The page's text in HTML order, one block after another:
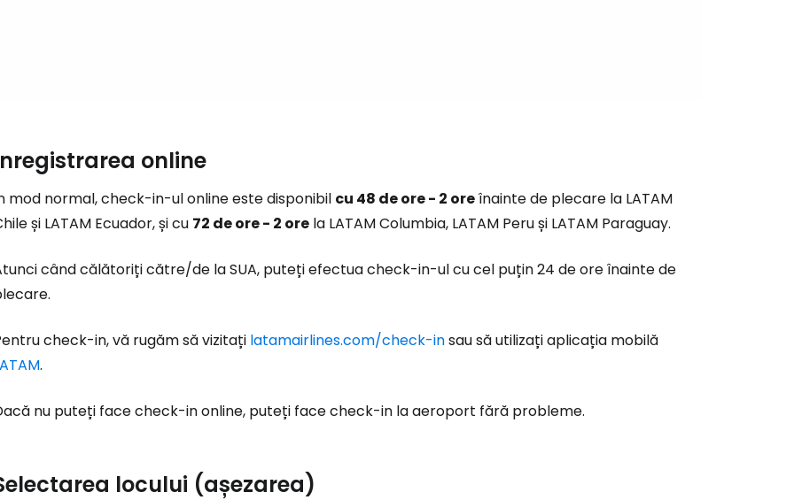
online
mod normal, check-in-ul online este disponibil cu 48 de ore - 2 oreînainte de plecare la LATAM
și LATAM Ecuador, și cu 72 de ore - 2 ore la LATAM Columbia, LATAM Peru și LATAM Paraguay.
când călătoriți către/de la SUA, puteți efectua check-in-ul cu cel puțin 24 de ore înainte de
check-in, vă rugăm să vizitați latamairlines.com/check-insau să utilizați aplicația mobilă
.
nu puteți face check-in online, puteți face check-in la aeroport fără probleme.
locului (așezarea)